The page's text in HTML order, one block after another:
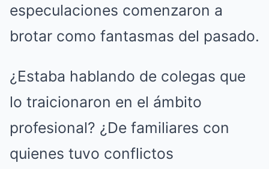
especulaciones comenzaron a
brotar como fantasmas del pasado.
¿Estaba hablando de colegas que
lo traicionaron en el ámbito
profesional? ¿De familiares con
quienes tuvo conflictos